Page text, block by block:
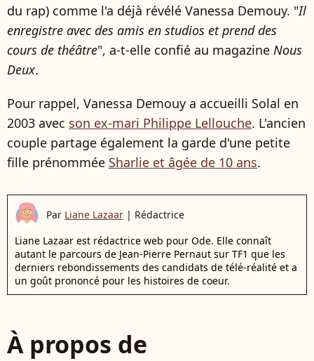
du rap) comme l'a déjà révélé Vanessa Demouy. "Il
enregistre avec des amis en studios et prend des
cours de théâtre", a-t-elle confié au magazine Nous
Deux.
Pour rappel, Vanessa Demouy a accueilli Solal en
2003 avec son ex-mari Philippe Lellouche. L'ancien
couple partage également la garde d'une petite
fille prénommée Sharlie et âgée de 10 ans.
Par Liane Lazaar | Rédactrice
Liane Lazaar est rédactrice web pour Ode. Elle connaît
autant le parcours de Jean-Pierre Pernaut sur TF1 que les
derniers rebondissements des candidats de télé-réalité et a
un goût prononcé pour les histoires de coeur.
À propos de